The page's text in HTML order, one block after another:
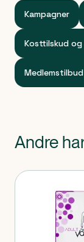
Kampagner
Kosttilskud
Andre
Produkter